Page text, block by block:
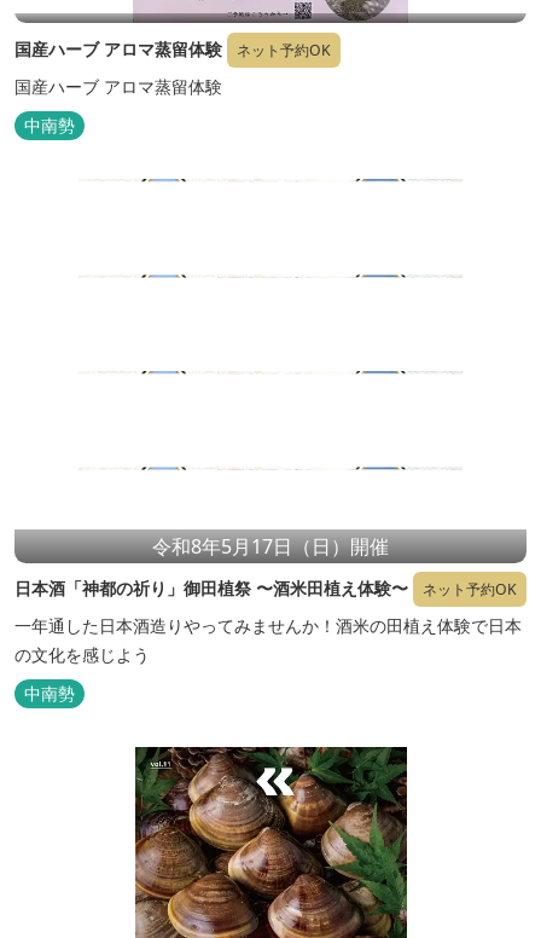
国産ハーブ アロマ蒸留体験 ネット予約OK
国産ハーブ アロマ蒸留体験
中南勢
令和8年5月17日（日）開催
日本酒「神都の祈り」御田植祭 〜酒米田植え体験〜 ネット予約OK
一年通した日本酒造りやってみませんか！酒米の田植え体験で日本
の文化を感じよう
中南勢